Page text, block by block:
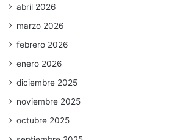
abril 2026
marzo 2026
febrero 2026
enero 2026
diciembre 2025
noviembre 2025
octubre 2025